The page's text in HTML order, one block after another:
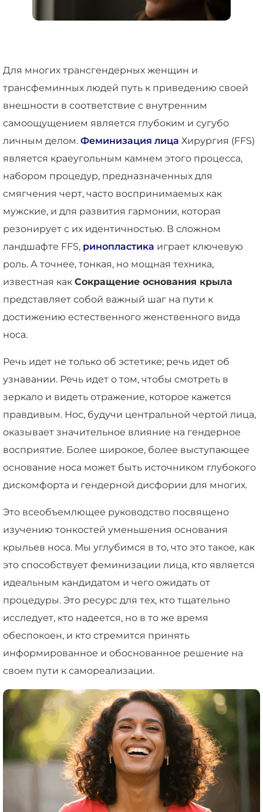
Для многих трансгендерных женщин и
трансфеминных людей путь к приведению своей
внешности в соответствие с внутренним
самоощущением является глубоким и сугубо
личным делом. Феминизация лица Хирургия (FFS)
является краеугольным камнем этого процесса,
набором процедур, предназначенных для
смягчения черт, часто воспринимаемых как
мужские, и для развития гармонии, которая
резонирует с их идентичностью. В сложном
ландшафте FFS, ринопластика играет ключевую
роль. А точнее, тонкая, но мощная техника,
известная как Сокращение основания крыла
представляет собой важный шаг на пути к
достижению естественного женственного вида
носа.
Речь идет не только об эстетике; речь идет об
узнавании. Речь идет о том, чтобы смотреть в
зеркало и видеть отражение, которое кажется
правдивым. Нос, будучи центральной чертой лица,
оказывает значительное влияние на гендерное
восприятие. Более широкое, более выступающее
основание носа может быть источником глубокого
дискомфорта и гендерной дисфории для многих.
Это всеобъемлющее руководство посвящено
изучению тонкостей уменьшения основания
крыльев носа. Мы углубимся в то, что это такое, как
это способствует феминизации лица, кто является
идеальным кандидатом и чего ожидать от
процедуры. Это ресурс для тех, кто тщательно
исследует, кто надеется, но в то же время
обеспокоен, и кто стремится принять
информированное и обоснованное решение на
своем пути к самореализации.